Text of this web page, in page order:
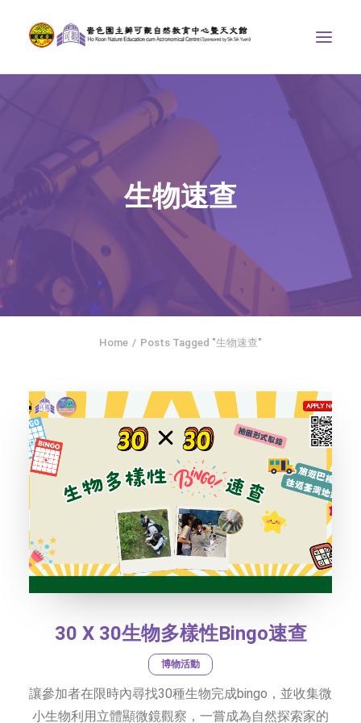
天文館
博物天地
比賽/專題計劃
聯絡我們
SEARCH
社交平台
字型大小
生物速查
Home Posts Tagged "生物速查"
30 X 30生物多樣性Bingo速查
博物活動
讓參加者在限時內尋找30種生物完成bingo，並收集微
小生物利用立體顯微鏡觀察，一嘗成為自然探索家的